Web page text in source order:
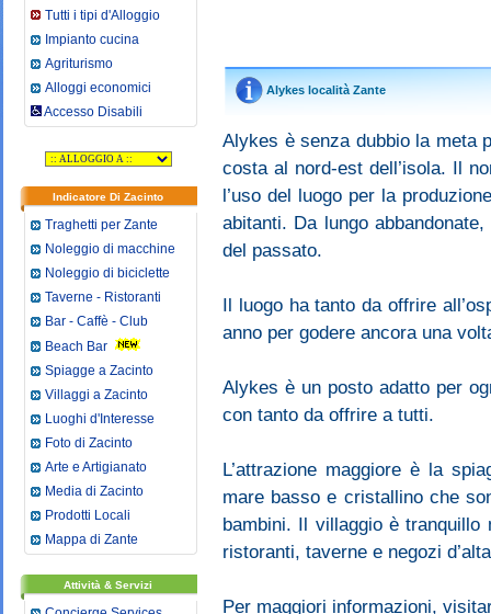
Tutti i tipi d'Alloggio
Impianto cucina
Agriturismo
Alloggi economici
Accesso Disabili
Indicatore Di Zacinto
Traghetti per Zante
Noleggio di macchine
Noleggio di biciclette
Taverne - Ristoranti
Bar - Caffè - Club
Beach Bar
Spiagge a Zacinto
Villaggi a Zacinto
Luoghi d'Interesse
Foto di Zacinto
Arte e Artigianato
Media di Zacinto
Prodotti Locali
Mappa di Zante
Attività & Servizi
Alykes località Zante
Alykes è senza dubbio la meta
costa al nord-est dell’isola. Il
l’uso del luogo per la
abitanti. Da lungo
del passato.
Il luogo ha tanto da offrire
anno per godere ancora una
Alykes è un posto adatto per
con tanto da offrire a tutti.
L’attrazione maggiore è la
mare basso e cristallino che
bambini. Il villaggio è
ristoranti, taverne e negozi
Per maggiori informazioni,